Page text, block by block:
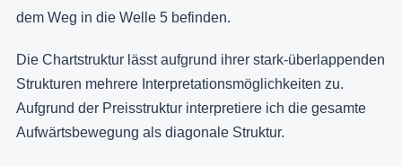
dem Weg in die Welle 5 befinden.
Die Chartstruktur lässt aufgrund ihrer stark-überlappenden
Strukturen mehrere Interpretationsmöglichkeiten zu.
Aufgrund der Preisstruktur interpretiere ich die gesamte
Aufwärtsbewegung als diagonale Struktur.